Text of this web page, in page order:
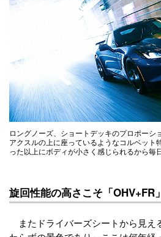
ロングノーズ、ショートデッキのプロポーシ
アクスルの上に座っているようなコルベット
った以上にボディが小さく感じられるから毎
旋回性能の高さこそ「OHV+FR
またドライバーズシートから見え